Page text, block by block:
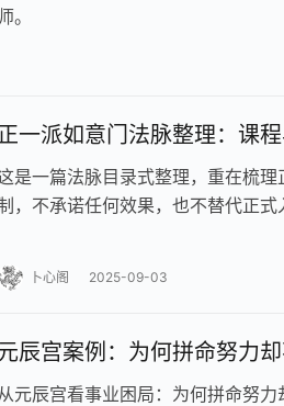
。
一派如意门法脉整理：课
是一篇法脉目录式整理，重在梳
，不承诺任何效果，也不替代正式
卜心阁 2025-09-03
辰宫案例：为何拼命努力却
元辰宫看事业困局：为何拼命努